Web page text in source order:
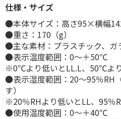
仕様・サイズ
●本体サイズ：高さ95×横幅
●重さ：170（g）
●主な素材：プラスチック、ガ
●表示温度範囲：0～＋50℃
※0℃より低いとLL.L、50℃よ
●表示湿度範囲：20～95％RH
す）
※20％RHより低いとLL、95％
●使用温度範囲：0～＋40℃